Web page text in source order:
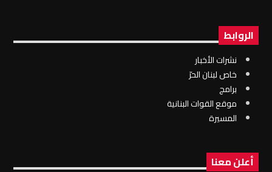
الروابط
نشرات الأخبار
خاص لبنان الحرّ
برامج
موقع القوات البنانية
المسيرة
أعلن معنا